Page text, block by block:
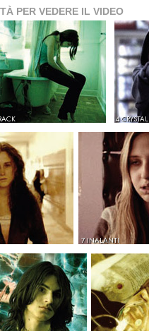
PER VEDERE IL VIDEO
4
7 INALANTI